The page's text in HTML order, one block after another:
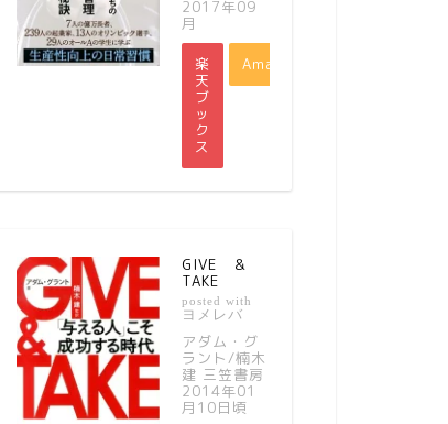
2017年09
月
楽
天
ブ
ッ
ク
ス
Amazon
GIVE ＆
TAKE
posted with
ヨメレバ
アダム・グ
ラント/楠木
建 三笠書房
2014年01
月10日頃